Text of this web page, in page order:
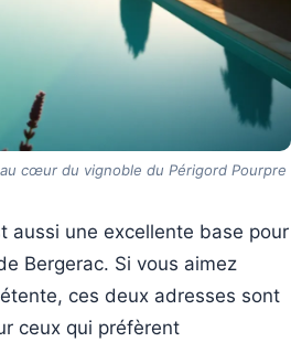
cœur du vignoble du Périgord Pourpre
aussi une excellente base pour
Bergerac. Si vous aimez
ces deux adresses sont
ceux qui préfèrent